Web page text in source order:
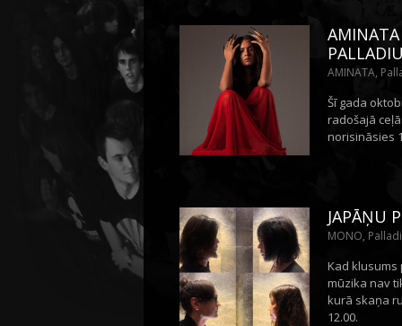
AMINATA,
Šī gada
radošajā
norisināsies
JAPĀŅU
MONO,
Kad klusums
mūzika nav
kurā skaņa
12.00.